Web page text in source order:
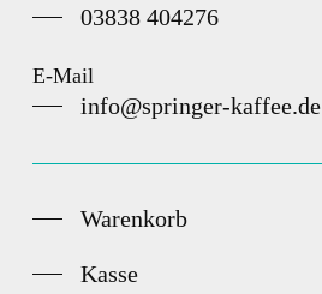
03838 404276
E-Mail
info@springer-kaffee.de
Warenkorb
Kasse